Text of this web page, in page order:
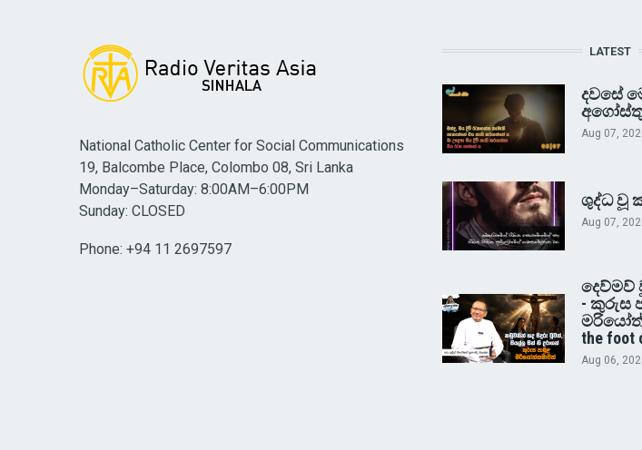
National Catholic Center for Social Communications
19, Balcombe Place, Colombo 08, Sri Lanka
Monday–Saturday: 8:00AM–6:00PM
Sunday: CLOSED
Phone: +94 11 2697597
LATEST
දවසේ
අගෝස්තු
Aug 07,
ශුද්ධ වූ
Aug 07,
දෙව්මව්
- කුරුස
the foot
Aug 06,